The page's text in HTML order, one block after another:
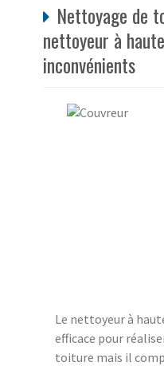
Nettoyage de
nettoyeur à
inconvénients
Le nettoyeur à
efficace pour
toiture mais il